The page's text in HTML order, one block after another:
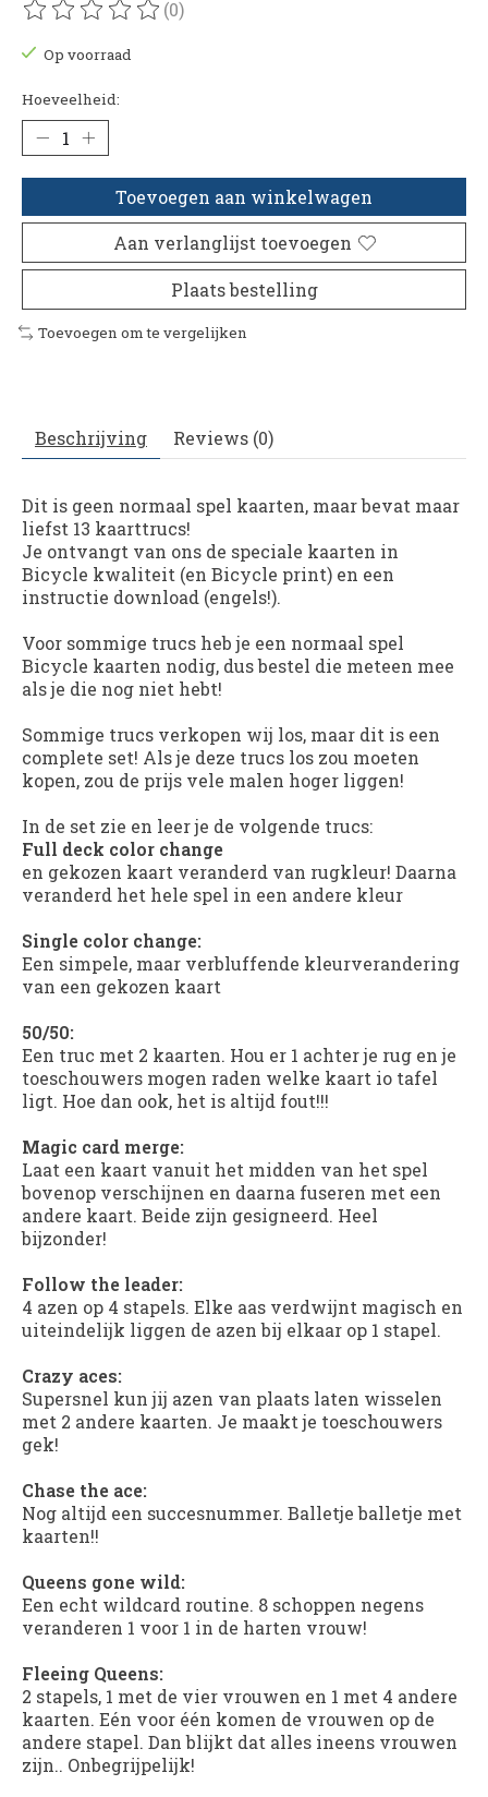
De beoordeling van dit product is
(0)
Op voorraad
Hoeveelheid:
Toevoegen aan winkelwagen
Aan verlanglijst toevoegen
Plaats bestelling
Toevoegen om te vergelijken
Beschrijving Reviews (0)
Dit is geen normaal spel kaarten, maar bevat maar
liefst 13 kaarttrucs!
Je ontvangt van ons de speciale kaarten in
Bicycle kwaliteit (en Bicycle print) en een
instructie download (engels!).
Voor sommige trucs heb je een normaal spel
Bicycle kaarten nodig, dus bestel die meteen mee
als je die nog niet hebt!
Sommige trucs verkopen wij los, maar dit is een
complete set! Als je deze trucs los zou moeten
kopen, zou de prijs vele malen hoger liggen!
In de set zie en leer je de volgende trucs:
Full deck color change
en gekozen kaart veranderd van rugkleur! Daarna
veranderd het hele spel in een andere kleur
Single color change:
Een simpele, maar verbluffende kleurverandering
van een gekozen kaart
50/50:
Een truc met 2 kaarten. Hou er 1 achter je rug en je
toeschouwers mogen raden welke kaart io tafel
ligt. Hoe dan ook, het is altijd fout!!!
Magic card merge:
Laat een kaart vanuit het midden van het spel
bovenop verschijnen en daarna fuseren met een
andere kaart. Beide zijn gesigneerd. Heel
bijzonder!
Follow the leader:
4 azen op 4 stapels. Elke aas verdwijnt magisch en
uiteindelijk liggen de azen bij elkaar op 1 stapel.
Crazy aces:
Supersnel kun jij azen van plaats laten wisselen
met 2 andere kaarten. Je maakt je toeschouwers
gek!
Chase the ace:
Nog altijd een succesnummer. Balletje balletje met
kaarten!!
Queens gone wild:
Een echt wildcard routine. 8 schoppen negens
veranderen 1 voor 1 in de harten vrouw!
Fleeing Queens:
2 stapels, 1 met de vier vrouwen en 1 met 4 andere
kaarten. Eén voor één komen de vrouwen op de
andere stapel. Dan blijkt dat alles ineens vrouwen
zijn.. Onbegrijpelijk!